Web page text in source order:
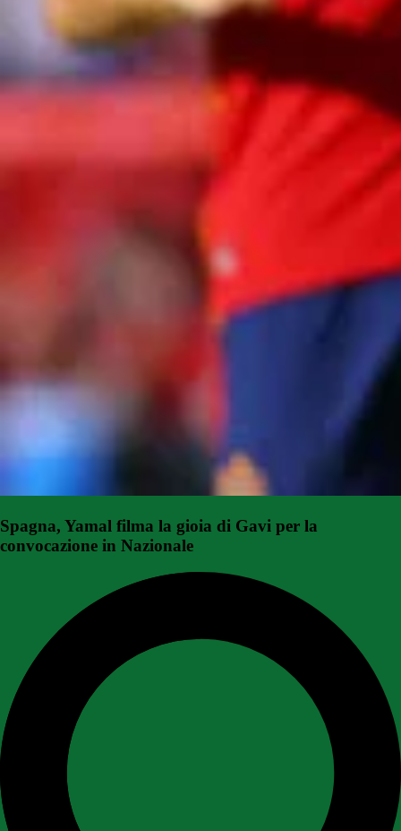
Spagna, Yamal filma la gioia di Gavi per la
convocazione in Nazionale